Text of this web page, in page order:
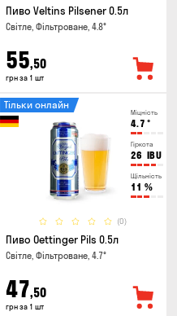
Пиво Veltins Pilsener 0.5л
Світле, Фільтроване, 4.8°
55,50
грн за 1 шт
Міцність
4.7 °
Гіркота
26 IBU
Щільність
11 %
(0)
Тільки онлайн
Пиво Oettinger Pils 0.5л
Світле, Фільтроване, 4.7°
47,50
грн за 1 шт